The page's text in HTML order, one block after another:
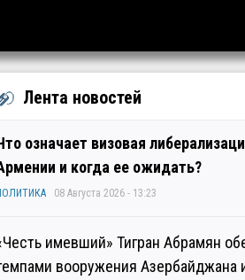
Лента новостей
означает визовая
и когда ее ожидать?
08 Августа 2026 - 13:23
имевший» Тигран Абрамян
вооружения Азербайджана